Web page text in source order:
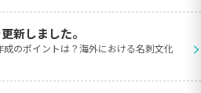
新しました。
成のポイントは？海外における名刺文化
>